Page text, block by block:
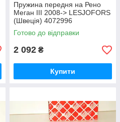
Пружина передня на Рено
Меган III 2008-> LESJOFORS
(Швеція) 4072996
Готово до відправки
2 092 ₴
Купити